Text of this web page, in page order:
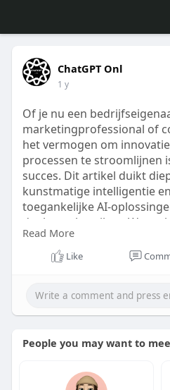
ChatGPT Onl
1 y
Of je nu een
marketingprofessional of
het vermogen om
processen te stroomlijnen
succes. Dit artikel duikt
kunstmatige intelligentie
toegankelijke AI-
doelen te bereiken. We
voordelen en praktische
technologie, en hoe je
landschap. Ontdek meer op
https://chatgptonl.com/.
Read More
Like
People you may want to